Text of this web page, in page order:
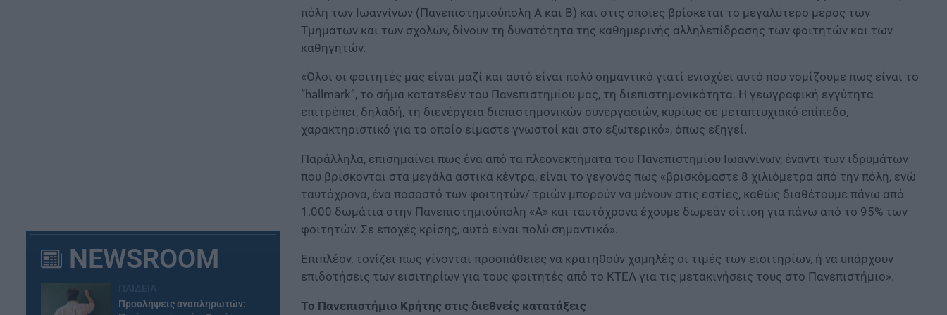
NEWSROOM
Προσλήψεις αναπληρωτών:
πόλη των Ιωαννίνων (Πανεπιστημιούπολη Α και Β) και στις οποίες βρίσκεται το μεγαλύτερο μέρος των
Τμημάτων και των σχολών, δίνουν τη δυνατότητα της καθημερινής αλληλεπίδρασης των φοιτητών και των
καθηγητών.
«Όλοι οι φοιτητές μας είναι μαζί και αυτό είναι πολύ σημαντικό γιατί ενισχύει αυτό που νομίζουμε πως είναι το
”hallmark”, το σήμα κατατεθέν του Πανεπιστημίου μας, τη διεπιστημονικότητα. Η γεωγραφική εγγύτητα
επιτρέπει, δηλαδή, τη διενέργεια διεπιστημονικών συνεργασιών, κυρίως σε μεταπτυχιακό επίπεδο,
χαρακτηριστικό για το οποίο είμαστε γνωστοί και στο εξωτερικό», όπως εξηγεί.
Παράλληλα, επισημαίνει πως ένα από τα πλεονεκτήματα του Πανεπιστημίου Ιωαννίνων, έναντι των ιδρυμάτων
που βρίσκονται στα μεγάλα αστικά κέντρα, είναι το γεγονός πως «βρισκόμαστε 8 χιλιόμετρα από την πόλη, ενώ
ταυτόχρονα, ένα ποσοστό των φοιτητών/ τριών μπορούν να μένουν στις εστίες, καθώς διαθέτουμε πάνω από
1.000 δωμάτια στην Πανεπιστημιούπολη «Α» και ταυτόχρονα έχουμε δωρεάν σίτιση για πάνω από το 95% των
φοιτητών. Σε εποχές κρίσης, αυτό είναι πολύ σημαντικό».
Επιπλέον, τονίζει πως γίνονται προσπάθειες να κρατηθούν χαμηλές οι τιμές των εισιτηρίων, ή να υπάρχουν
επιδοτήσεις των εισιτηρίων για τους φοιτητές από το ΚΤΕΛ για τις μετακινήσεις τους στο Πανεπιστήμιο».
Το Πανεπιστήμιο Κρήτης στις διεθνείς κατατάξεις